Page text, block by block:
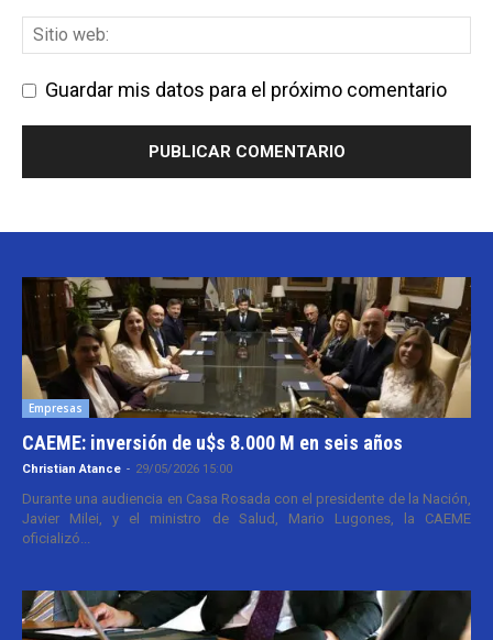
Guardar mis datos para el próximo comentario
Empresas
CAEME: inversión de u$s 8.000 M en seis años
Christian Atance - 29/05/2026 15:00
Durante una audiencia en Casa Rosada con el presidente de la Nación,
Javier Milei, y el ministro de Salud, Mario Lugones, la CAEME
oficializó...